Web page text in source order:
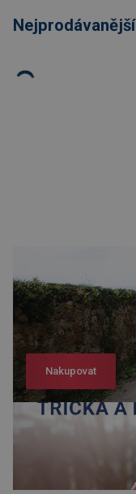
Nejprodávanější
Nakupovat